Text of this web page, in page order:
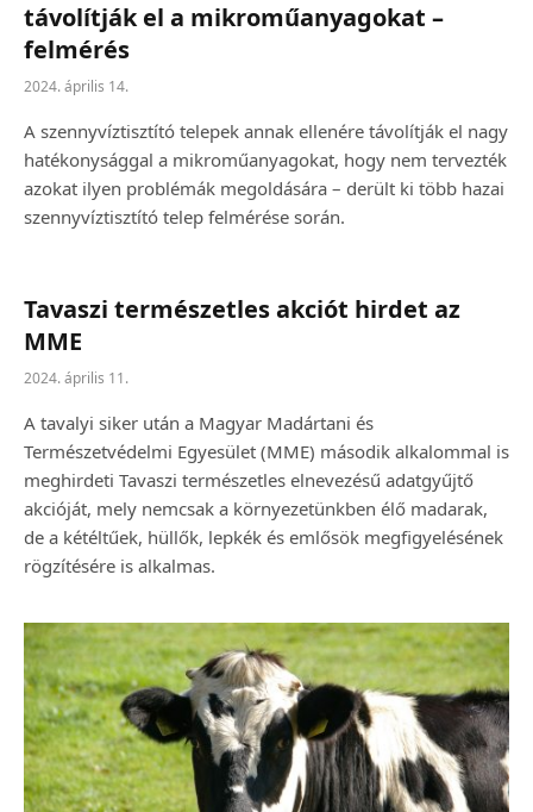
távolítják el a mikroműanyagokat –
felmérés
2024. április 14.
A szennyvíztisztító telepek annak ellenére távolítják el nagy
hatékonysággal a mikroműanyagokat, hogy nem tervezték
azokat ilyen problémák megoldására – derült ki több hazai
szennyvíztisztító telep felmérése során.
Tavaszi természetles akciót hirdet az
MME
2024. április 11.
A tavalyi siker után a Magyar Madártani és
Természetvédelmi Egyesület (MME) második alkalommal is
meghirdeti Tavaszi természetles elnevezésű adatgyűjtő
akcióját, mely nemcsak a környezetünkben élő madarak,
de a kétéltűek, hüllők, lepkék és emlősök megfigyelésének
rögzítésére is alkalmas.